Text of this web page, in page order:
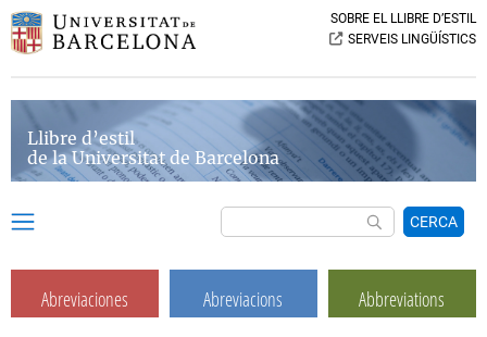
SOBRE EL LLIBRE D’ESTIL
SERVEIS LINGÜÍSTICS
Llibre d’estil
de la Universitat de Barcelona
CERCA
Abreviaciones Abreviacions Abbreviations